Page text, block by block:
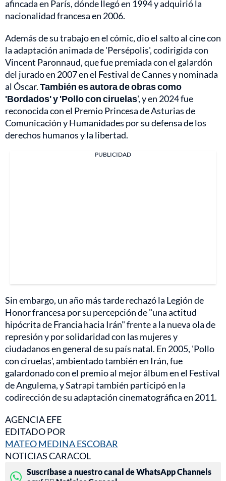
afincada en París, dónde llegó en 1994 y adquirió la
nacionalidad francesa en 2006.
Además de su trabajo en el cómic, dio el salto al cine con
la adaptación animada de 'Persépolis', codirigida con
Vincent Paronnaud, que fue premiada con el galardón
del jurado en 2007 en el Festival de Cannes y nominada
al Óscar.También es autora de obras como
'Bordados' y 'Pollo con ciruelas', y en 2024 fue
reconocida con el Premio Princesa de Asturias de
Comunicación y Humanidades por su defensa de los
derechos humanos y la libertad.
PUBLICIDAD
Sin embargo, un año más tarde rechazó la Legión de
Honor francesa por su percepción de "una actitud
hipócrita de Francia hacia Irán" frente a la nueva ola de
represión y por solidaridad con las mujeres y
ciudadanos en general de su país natal. En 2005, 'Pollo
con ciruelas', ambientado también en Irán, fue
galardonado con el premio al mejor álbum en el Festival
de Angulema, y Satrapi también participó en la
codirección de su adaptación cinematográfica en 2011.
AGENCIA EFE
EDITADO POR
MATEO MEDINA ESCOBAR
NOTICIAS CARACOL
Suscríbase a nuestro canal de WhatsApp Channels